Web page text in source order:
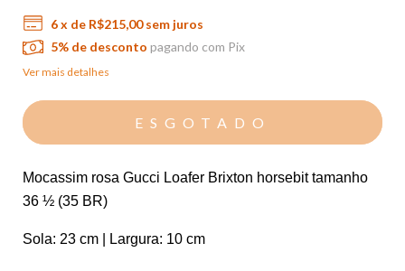
6x de R$215,00 sem juros
5% de desconto pagando com Pix
Ver mais detalhes
Mocassim rosa Gucci Loafer Brixton horsebit tamanho
36 ½ (35 BR)
Sola: 23 cm | Largura: 10 cm